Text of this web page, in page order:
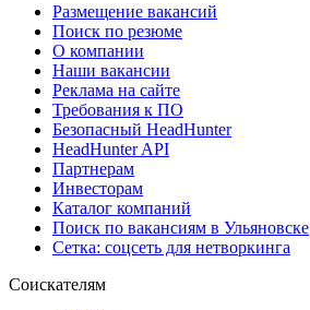
Размещение вакансий
Поиск по резюме
О компании
Наши вакансии
Реклама на сайте
Требования к ПО
Безопасный HeadHunter
HeadHunter API
Партнерам
Инвесторам
Каталог компаний
Поиск по вакансиям в Ульяновске
Сетка: соцсеть для нетворкинга
Соискателям